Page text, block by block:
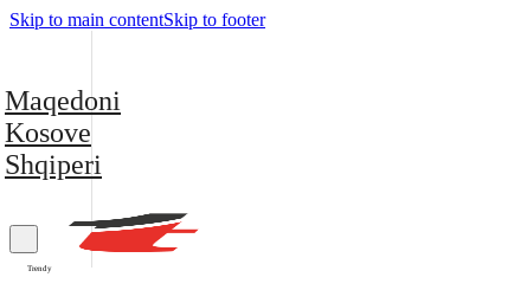
Skip to main contentSkip to footer
Maqedoni
Kosove
Shqiperi
Trendy